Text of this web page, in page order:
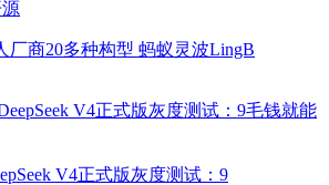
厂商20多种构型 蚂蚁灵波LingB
V4正式版灰度测试：9